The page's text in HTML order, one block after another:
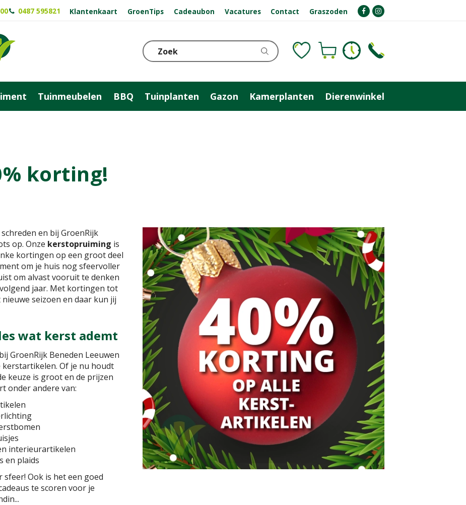
0487 595821 Klantenkaart GroenTips Cadeaubon Vacatures Contact Graszoden
Tuinmeubelen BBQ Tuinplanten Gazon Kamerplanten Dierenwinkel
korting!
en bij GroenRijk
op. Onze kerstopruiming is
kortingen op een groot deel
om je huis nog sfeervoller
om alvast vooruit te denken
jaar. Met kortingen tot
seizoen en daar kun jij
wat kerst ademt
GroenRijk Beneden Leeuwen
Of je nu houdt
keuze is groot en de prijzen
onder andere van:
interieurartikelen
en plaids
Ook is het een goed
te scoren voor je